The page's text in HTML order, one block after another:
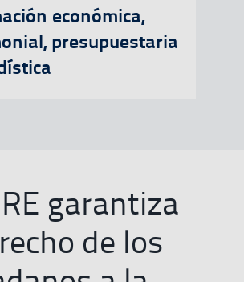
económica,
presupuestaria
garantiza
de los